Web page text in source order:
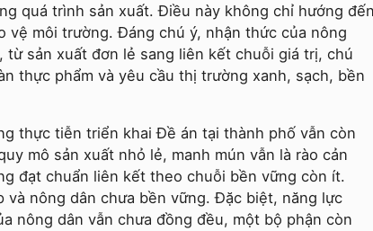
quá trình sản xuất. Điều này không chỉ hướng
vệ môi trường. Đáng chú ý, nhận thức của nông
sản xuất đơn lẻ sang liên kết chuỗi giá trị, chú
thực phẩm và yêu cầu thị trường xanh, sạch, bền
thực tiễn triển khai Đề án tại thành phố vẫn còn
mô sản xuất nhỏ lẻ, manh mún vẫn là rào cản
đạt chuẩn liên kết theo chuỗi bền vững còn ít.
nông dân chưa bền vững. Đặc biệt, năng lực
nông dân vẫn chưa đồng đều, một bộ phận còn